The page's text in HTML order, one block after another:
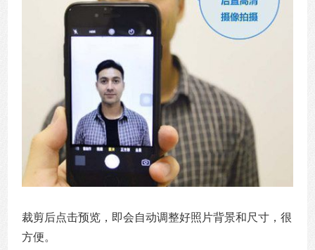
裁剪后点击预览，即会自动调整好照片背景和尺寸，很
方便。